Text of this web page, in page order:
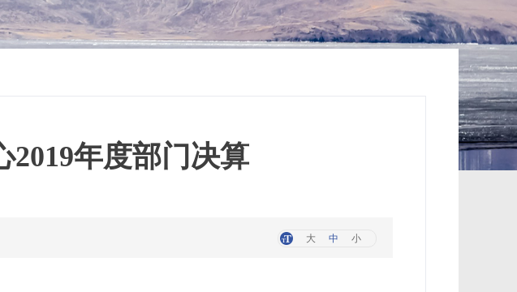
2019年度部门决算
大 中 小